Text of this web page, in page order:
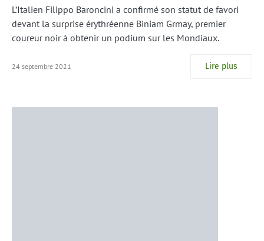
L’Italien Filippo Baroncini a confirmé son statut de favori
devant la surprise érythréenne Biniam Grmay, premier
coureur noir à obtenir un podium sur les Mondiaux.
24 septembre 2021 Lire plus